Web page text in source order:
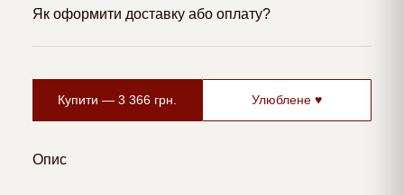
Як оформити доставку або оплату?
Купити — 3 366 грн. Улюблене ♥
Опис